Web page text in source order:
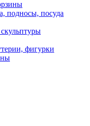
подносы, посуда
фигурки